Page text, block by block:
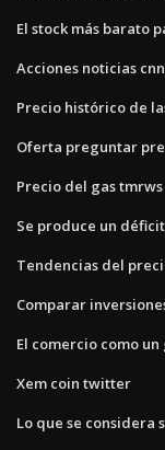
El stock más barato
Acciones noticias cnn
Precio histórico de
Oferta preguntar
Precio del gas
Se produce un
Tendencias del
Comparar
El comercio como
Xem coin twitter
Lo que se considera